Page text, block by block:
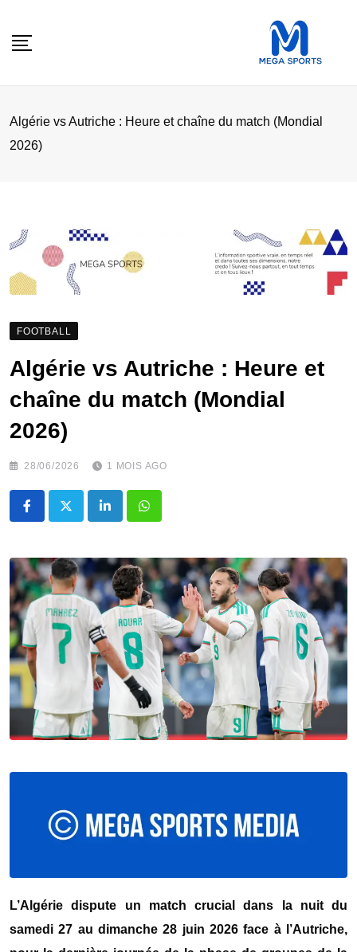
Algérie vs Autriche : Heure et chaîne du match (Mondial
2026)
FOOTBALL
Algérie vs Autriche : Heure et
chaîne du match (Mondial
2026)
28/06/2026 1 MOIS AGO
LinkedInWhatsapp
L’Algérie dispute un match crucial dans la nuit du
samedi 27 au dimanche 28 juin 2026 face à l’Autriche,